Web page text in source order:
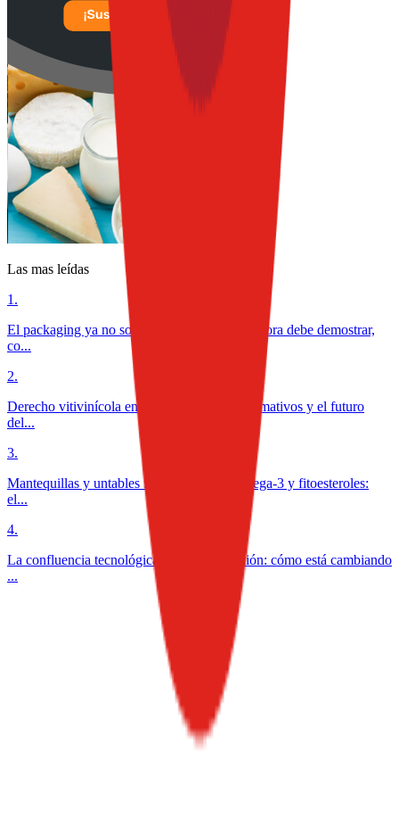
Las mas leídas
1 .
El packaging ya no solo protege alimentos: ahora debe demostrar,
co...
2.
Derecho vitivinícola en México: desafíos normativos y el futuro
del...
3.
Mantequillas y untables funcionales con omega-3 y fitoesteroles:
el...
4.
La confluencia tecnológica en la alimentación: cómo está cambiando
...